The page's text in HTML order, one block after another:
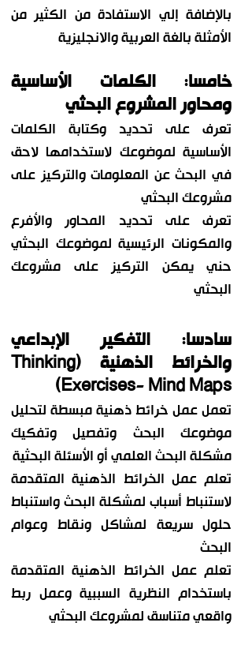
بالإضافة إلي الاستفادة من الكثير من
الأمثلة بالغة العربية والانجليزية
خامسا: الكلمات الأساسية
ومحاور المشروع البحثي
تعرف على تحديد وكتابة الكلمات
الأساسية لموضوعك لاستخدامها لاحق
في البحث عن المعلومات والتركيز على
مشروعك البحثي
تعرف على تحديد المحاور والأفرع
والمكونات الرئيسية لموضوعك البحثي
حني يمكن التركيز على مشروعك
البحثي
سادسا: التفكير الإبداعي
والخرائط الذهنية (Thinking
Exercises- Mind Maps)
تعمل عمل خرائط ذهنية مبسطة لتحليل
موضوعك البحث وتفصيل وتفكيك
مشكلة البحث العلمي أو الأسئلة البحثية
تعلم عمل الخرائط الذهنية المتقدمة
لاستنباط أسباب لمشكلة البحث واستنباط
حلول سريعة لمشاكل ونقاط وعوام
البحث
تعلم عمل الخرائط الذهنية المتقدمة
باستخدام النظرية السببية وعمل ربط
واقعي متناسق لمشروعك البحثي